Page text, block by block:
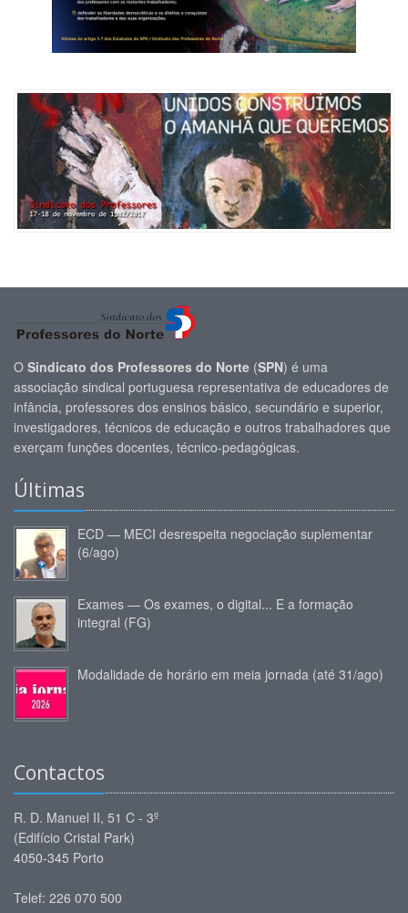
O Sindicato dos Professores do Norte (SPN) é uma
associação sindical portuguesa representativa de educadores de
infância, professores dos ensinos básico, secundário e superior,
investigadores, técnicos de educação e outros trabalhadores que
exerçam funções docentes, técnico-pedagógicas.
Últimas
ECD — MECI desrespeita negociação suplementar
(6/ago)
Exames — Os exames, o digital... E a formação
integral (FG)
Modalidade de horário em meia jornada (até 31/ago)
Contactos
R. D. Manuel II, 51 C - 3º
(Edifício Cristal Park)
4050-345 Porto
Telef: 226 070 500